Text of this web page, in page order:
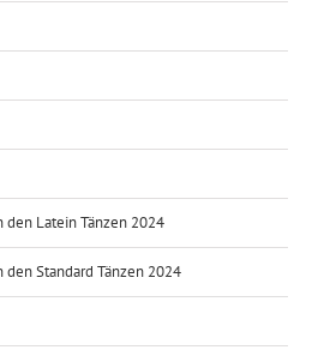
den Latein Tänzen 2024
Standard Tänzen 2024